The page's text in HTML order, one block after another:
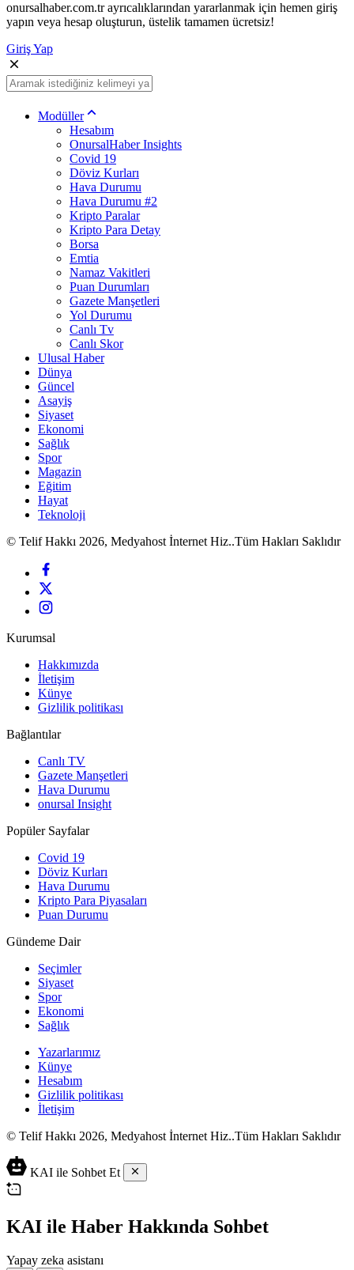
onursalhaber.com.tr ayrıcalıklarından yararlanmak için hemen giriş
yapın veya hesap oluşturun, üstelik tamamen ücretsiz!
Giriş Yap
Modüller
Hesabım
OnursalHaber Insights
Covid 19
Döviz Kurları
Hava Durumu
Hava Durumu #2
Kripto Paralar
Kripto Para Detay
Borsa
Emtia
Namaz Vakitleri
Puan Durumları
Gazete Manşetleri
Yol Durumu
Canlı Tv
Canlı Skor
Ulusal Haber
Dünya
Güncel
Asayiş
Siyaset
Ekonomi
Sağlık
Spor
Magazin
Eğitim
Hayat
Teknoloji
© Telif Hakkı 2026, Medyahost İnternet Hiz..Tüm Hakları Saklıdır
Kurumsal
Hakkımızda
İletişim
Künye
Gizlilik politikası
Bağlantılar
Canlı TV
Gazete Manşetleri
Hava Durumu
onursal Insight
Popüler Sayfalar
Covid 19
Döviz Kurları
Hava Durumu
Kripto Para Piyasaları
Puan Durumu
Gündeme Dair
Seçimler
Siyaset
Spor
Ekonomi
Sağlık
Yazarlarımız
Künye
Hesabım
Gizlilik politikası
İletişim
© Telif Hakkı 2026, Medyahost İnternet Hiz..Tüm Hakları Saklıdır
casino
siteleri
casino
2023
lordcasino
canlı
casino
siteleri
iyi
casino
vdcasino
ev
yapımı
salça
KAI ile Sohbet Et
KAI ile Haber Hakkında Sohbet
Yapay zeka asistanı